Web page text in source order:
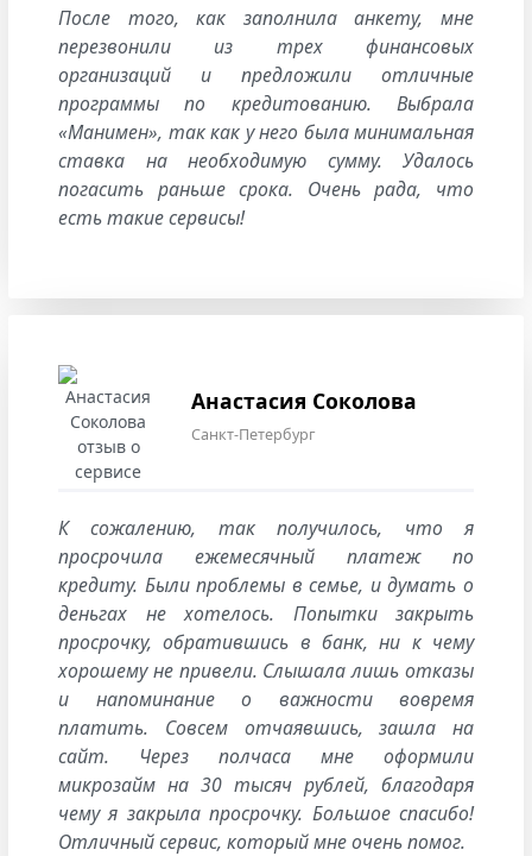
После того, как заполнила анкету, мне
перезвонили из трех финансовых
организаций и предложили отличные
программы по кредитованию. Выбрала
«Манимен», так как у него была минимальная
ставка на необходимую сумму. Удалось
погасить раньше срока. Очень рада, что
есть такие сервисы!
Анастасия Соколова
Санкт-Петербург
К сожалению, так получилось, что я
просрочила ежемесячный платеж по
кредиту. Были проблемы в семье, и думать о
деньгах не хотелось. Попытки закрыть
просрочку, обратившись в банк, ни к чему
хорошему не привели. Слышала лишь отказы
и напоминание о важности вовремя
платить. Совсем отчаявшись, зашла на
сайт. Через полчаса мне оформили
микрозайм на 30 тысяч рублей, благодаря
чему я закрыла просрочку. Большое спасибо!
Отличный сервис, который мне очень помог.